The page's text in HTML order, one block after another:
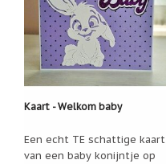
Kaart - Welkom baby
Een echt TE schattige kaart
van een baby konijntje op